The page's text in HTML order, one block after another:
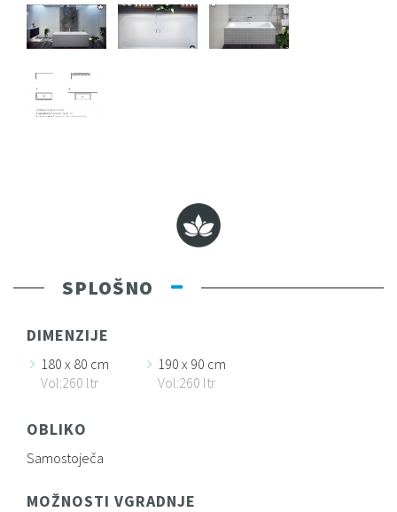
SPLOŠNO
DIMENZIJE
180 x 80 cm
Vol:260 ltr
190 x 90 cm
Vol:260 ltr
OBLIKO
Samostoječa
MOŽNOSTI VGRADNJE